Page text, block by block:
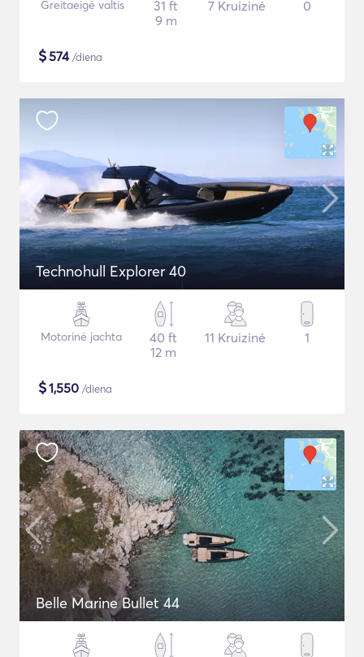
Greitaeigė valtis
31 ft
9 m
7 Kruizinė 0
$574/diena
Technohull Explorer 40
Motorinė jachta
40 ft
12 m
11 Kruizinė 1
$1,550 /diena
Belle Marine Bullet 44